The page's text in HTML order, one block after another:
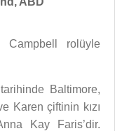
Campbell rolüyle
tarihinde Baltimore,
Karen çiftinin kızı
Kay Faris’dir.